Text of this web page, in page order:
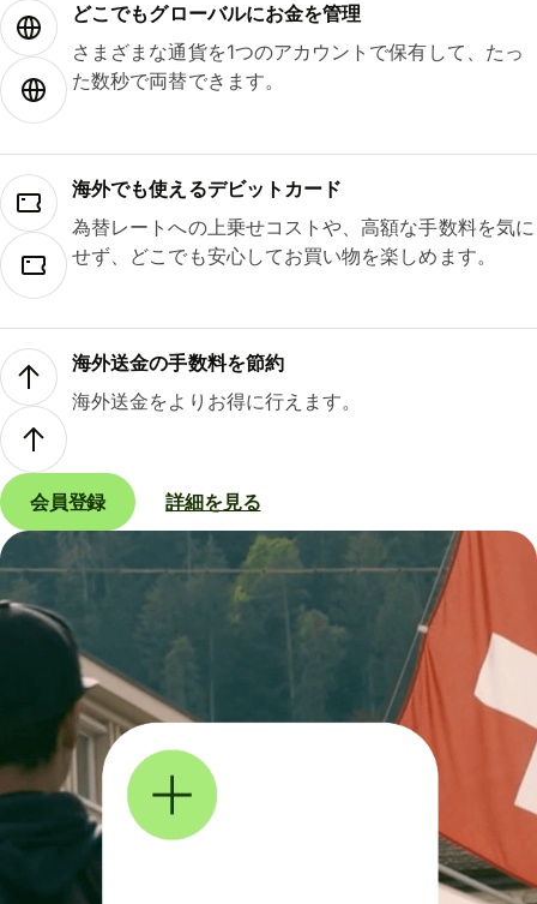
どこでもグ⁠ロ⁠ー⁠バ⁠ルにお金を管理
さまざまな通貨を1つのアカウントで保有して、たっ
た数秒で両替できます。
海外でも使えるデビットカード
為替レートへの上乗せコストや、高額な手数料を気に
せず、どこでも安心してお買い物を楽しめます。
海外送金の手数料を節約
海外送金をよりお得に行えます。
会員登録 詳細を見る